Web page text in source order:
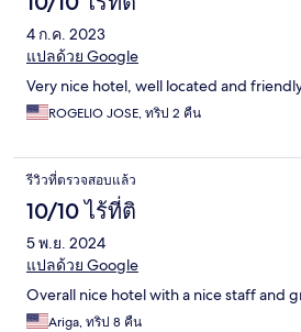
4 ก.ค. 2023
แปลด้วย Google
Very nice hotel, well located and
ROGELIO JOSE, ทริป 2 คืน
รีวิวที่ตรวจสอบแล้ว
10/10 ไร้ที่ติ
5 พ.ย. 2024
แปลด้วย Google
Overall nice hotel with a nice staff and
Ariga, ทริป 8 คืน